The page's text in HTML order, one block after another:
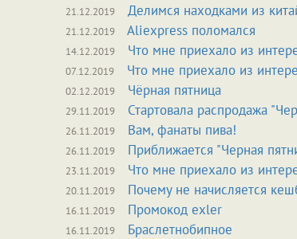
21.12.2019 Делимся находками из
21.12.2019 Aliexpress поломался
14.12.2019 Что мне приехало из
07.12.2019 Что мне приехало из
02.12.2019 Чёрная пятница
29.11.2019 Стартовала распродажа
26.11.2019 Вам, фанаты пива!
26.11.2019 Приближается "Черная
23.11.2019 Что мне приехало из
20.11.2019 Почему не начисляется
16.11.2019 Промокод exler
16.11.2019 Браслетнобипное